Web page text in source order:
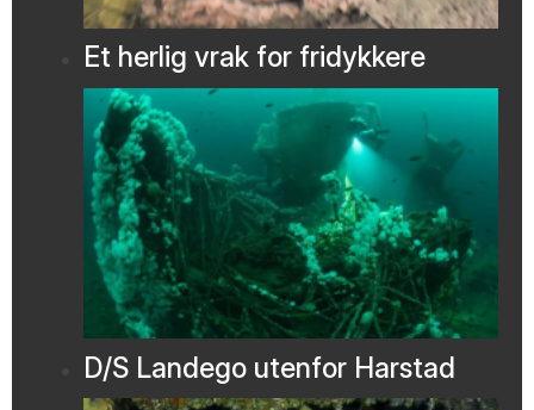
Et herlig vrak for fridykkere
D/S Landego utenfor Harstad